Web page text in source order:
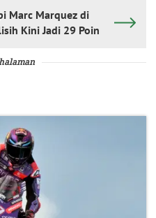
Marc Marquez di
Kini Jadi 29 Poin